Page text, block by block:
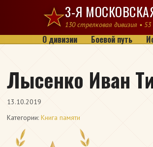
Перейти к содержимому
3-Я
130 стрелковая дивизия • 53
О дивизии Боевой путь
Лысенко Иван
13.10.2019
Категории: Книга памяти